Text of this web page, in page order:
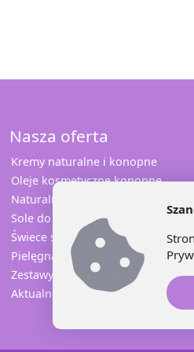
Nasza oferta
Kremy naturalne i konopne
Oleje kosmetyczne konopne
Naturalna pomadka
Sole do kąpieli
Świece sojowe i konopne
Pielęgnacja jamy ustnej
Zestawy prezentowe
Aktualne promocje